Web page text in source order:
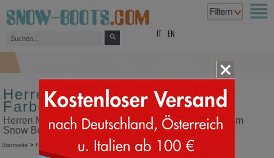
EN
Herren Moon Boot Größe 43
Farbe schwarz
Herren Moon Boot Größe 43 Farbe schwarz in unserem
Snow Boots Online Shop kaufen
Startseite > Herren Moon Boot